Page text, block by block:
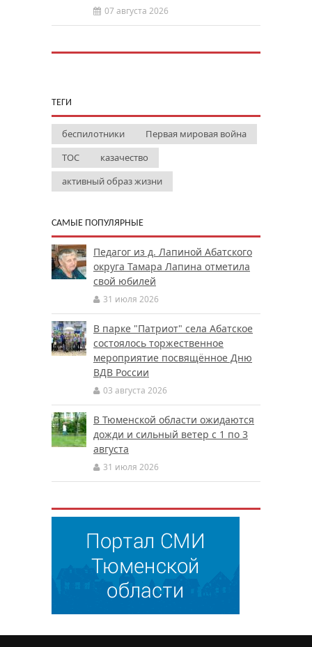
07 августа 2026
ТЕГИ
беспилотники
Первая мировая война
ТОС
казачество
активный образ жизни
САМЫЕ ПОПУЛЯРНЫЕ
Педагог из д. Лапиной Абатского
округа Тамара Лапина отметила
свой юбилей
31 июля 2026
В парке "Патриот" села Абатское
состоялось торжественное
мероприятие посвящённое Дню
ВДВ России
03 августа 2026
В Тюменской области ожидаются
дожди и сильный ветер с 1 по 3
августа
31 июля 2026